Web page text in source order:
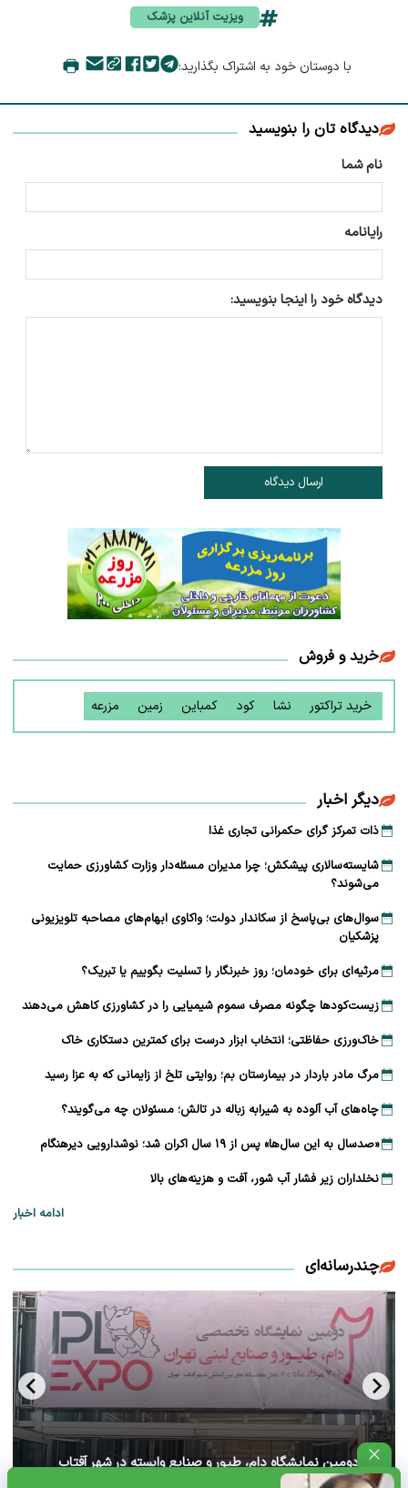
ویزیت آنلاین پزشک
با دوستان خود به اشتراک بگذارید:
دیدگاه تان را بنویسید
نام شما
رایانامه
دیدگاه خود را اینجا بنویسید:
ارسال دیدگاه
خرید و فروش
خرید تراکتور نشا کود کمباین زمین مزرعه
دیگر اخبار
ذات تمرکز گرای حکمرانی تجاری غذا
شایسته‌سالاری پیشکش؛ چرا مدیران مسئله‌دار وزارت کشاورزی حمایت
می‌شوند؟
سوال‌های بی‌پاسخ از سکاندار دولت؛ واکاوی ابهام‌های مصاحبه تلویزیونی
پزشکیان
مرثیه‌ای برای خودمان؛ روز خبرنگار را تسلیت بگوییم یا تبریک؟
زیست‌کودها چگونه مصرف سموم شیمیایی را در کشاورزی کاهش می‌دهند
خاک‌ورزی حفاظتی؛ انتخاب ابزار درست برای کمترین دستکاری خاک
مرگ مادر باردار در بیمارستان بم؛ روایتی تلخ از زایمانی که به عزا رسید
چاه‌های آب آلوده به شیرابه زباله در تالش؛ مسئولان چه می‌گویند؟
«صدسال به این سال‌ها» پس از ۱۹ سال اکران شد؛ نوشدارویی دیرهنگام
نخلداران زیر فشار آب شور، آفت و هزینه‌های بالا
ادامه اخبار
چندرسانه‌ای
آغاز دومین نمایشگاه دام، طیور و صنایع وابسته در شهر آفتاب
تهران+ ویدئو